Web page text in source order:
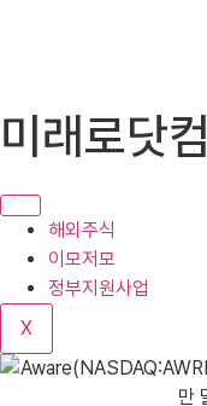
텐
로
기
미래로닷컴
해외주식
이모저모
정부지원사업
X